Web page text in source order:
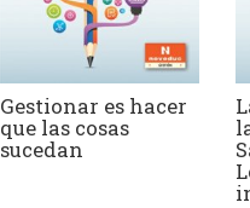
Gestionar es hacer
que las cosas
sucedan